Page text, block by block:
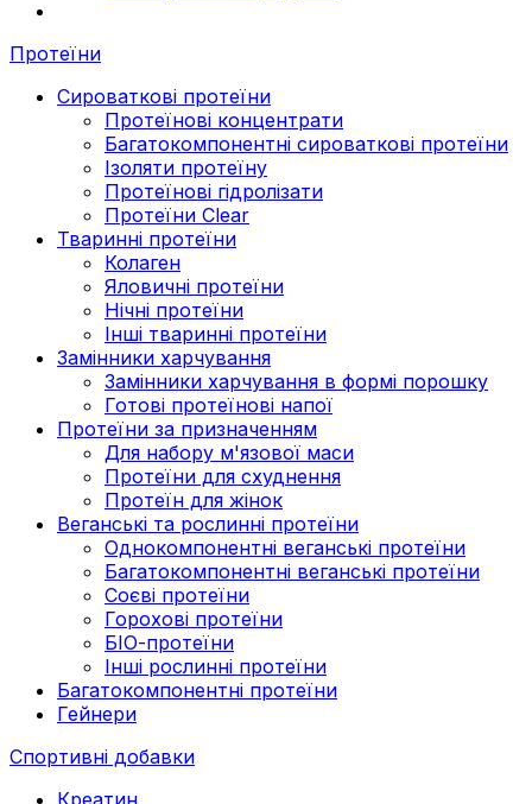
Протеїни
Сироваткові протеїни
Протеїнові концентрати
Багатокомпонентні сироваткові протеїни
Ізоляти протеїну
Протеїнові гідролізати
Протеїни Clear
Тваринні протеїни
Колаген
Яловичні протеїни
Нічні протеїни
Інші тваринні протеїни
Замінники харчування
Замінники харчування в формі порошку
Готові протеїнові напої
Протеїни за призначенням
Для набору м'язової маси
Протеїни для схуднення
Протеїн для жінок
Веганські та рослинні протеїни
Однокомпонентні веганські протеїни
Багатокомпонентні веганські протеїни
Cоєві протеїни
Горохові протеїни
БІО-протеїни
Інші рослинні протеїни
Багатокомпонентні протеїни
Гейнери
Спортивні добавки
Креатин